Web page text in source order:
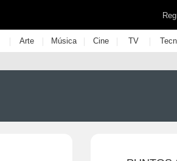
| Arte | Música | Cine | TV |